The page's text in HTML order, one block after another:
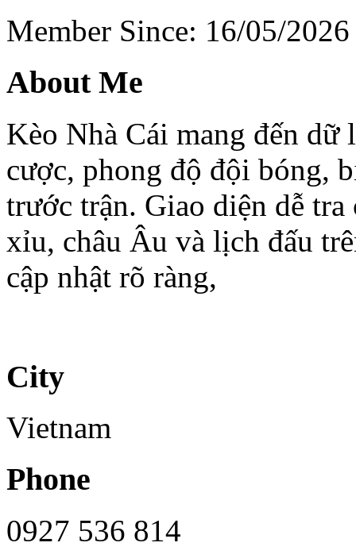
Member Since: 16/05/2026
About Me
Kèo Nhà Cái mang đến
cược, phong độ đội bóng,
trước trận. Giao diện dễ
xỉu, châu Âu và lịch đấu
cập nhật rõ ràng,
City
Vietnam
Phone
0927 536 814